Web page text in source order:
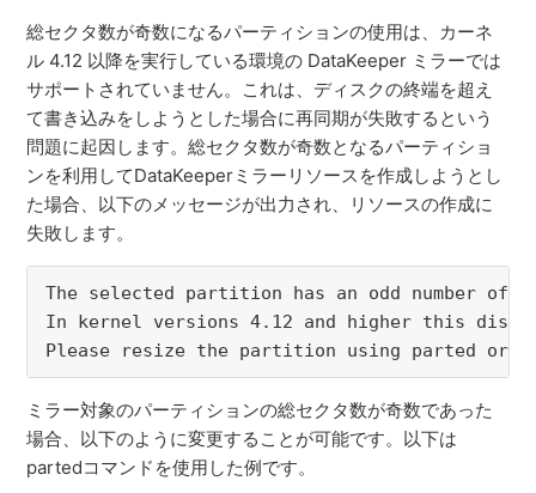
総セクタ数が奇数になるパーティションの使用は、カーネ
ル 4.12 以降を実行している環境の DataKeeper ミラーでは
サポートされていません。これは、ディスクの終端を超え
て書き込みをしようとした場合に再同期が失敗するという
問題に起因します。総セクタ数が奇数となるパーティショ
ンを利用してDataKeeperミラーリソースを作成しようとし
た場合、以下のメッセージが出力され、リソースの作成に
失敗します。
The selected partition has an odd number of
In kernel versions 4.12 and higher this disk
Please resize the partition using parted or
ミラー対象のパーティションの総セクタ数が奇数であった
場合、以下のように変更することが可能です。以下は
partedコマンドを使用した例です。